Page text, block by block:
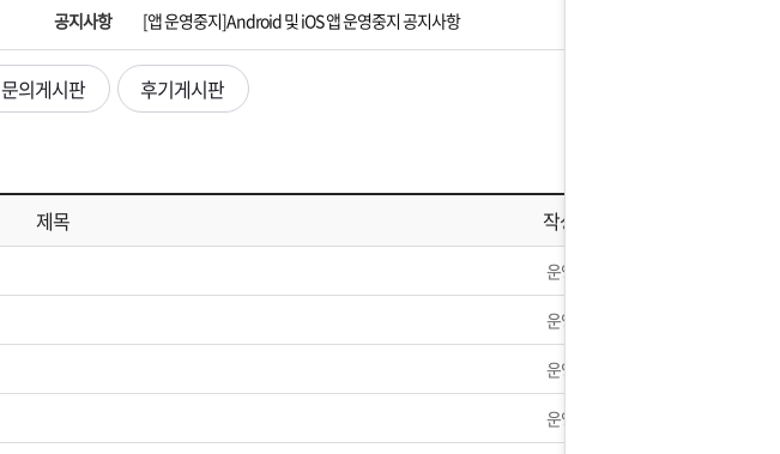
공지사항 [앱 운영중지]Android 및 iOS 앱 운영중지 공지사항
[2026 노동절 휴무안내] 5월1일 노동절 휴무 안내
[2026신정 연휴] 1월2일 택배 정상발송예정
[2025추석 연휴] 10월2일~10월9일 휴무안내
문의게시판 후기게시판
제목 작성자
운영자
운영자
운영자
운영자